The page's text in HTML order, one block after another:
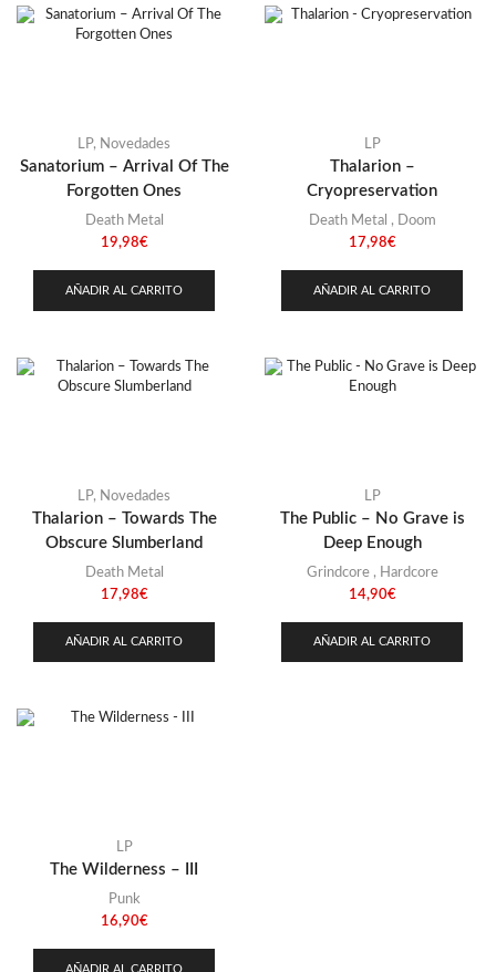
LP, Novedades
Sanatorium – Arrival Of The
Forgotten Ones
Death Metal
19,98€
AÑADIR AL CARRITO
LP
Thalarion –
Cryopreservation
Death Metal , Doom
17,98€
AÑADIR AL CARRITO
LP, Novedades
Thalarion – Towards The
Obscure Slumberland
Death Metal
17,98€
AÑADIR AL CARRITO
LP
The Public – No Grave is
Deep Enough
Grindcore, Hardcore
14,90€
AÑADIR AL CARRITO
LP
The Wilderness – III
Punk
16,90€
AÑADIR AL CARRITO